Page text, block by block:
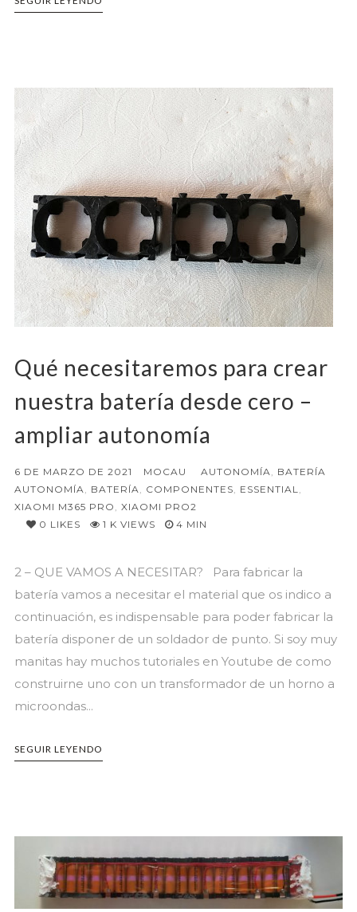
Qué necesitaremos para crear
nuestra batería desde cero –
ampliar autonomía
6 DE MARZO DE 2021 MOCAU AUTONOMÍA, BATERÍA
AUTONOMÍA, BATERÍA, COMPONENTES, ESSENTIAL,
XIAOMI M365 PRO , XIAOMI PRO2
0 LIKES 1 K VIEWS 4 MIN
2 – QUE VAMOS A NECESITAR? Para fabricar la
batería vamos a necesitar el material que os indico a
continuación, es indispensable para poder fabricar la
batería disponer de un soldador de punto. Si soy muy
manitas hay muchos tutoriales en Youtube de como
construirne uno con un transformador de un horno a
microondas...
SEGUIR LEYENDO